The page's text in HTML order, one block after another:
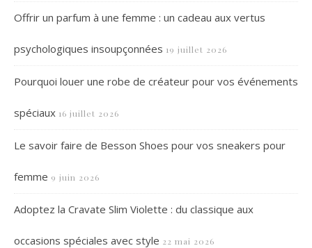
Offrir un parfum à une femme : un cadeau aux vertus
psychologiques insoupçonnées 19 juillet 2026
Pourquoi louer une robe de créateur pour vos événements
spéciaux 16 juillet 2026
Le savoir faire de Besson Shoes pour vos sneakers pour
femme 9 juin 2026
Adoptez la Cravate Slim Violette : du classique aux
occasions spéciales avec style 22 mai 2026